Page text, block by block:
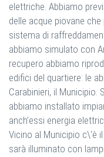
elettriche. Abbiamo
delle acque piovane
sistema di
abbiamo simulato con
recupero abbiamo
edifici del quartiere: le
Carabinieri, il Municipio.
abbiamo installato
anch’essi energia
Vicino al Municipio c\'è
sarà illuminato con